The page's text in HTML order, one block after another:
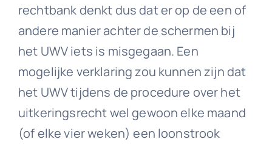
rechtbank denkt dus dat er op de een of
andere manier achter de schermen bij
het UWV iets is misgegaan. Een
mogelijke verklaring zou kunnen zijn dat
het UWV tijdens de procedure over het
uitkeringsrecht wel gewoon elke maand
(of elke vier weken) een loonstrook